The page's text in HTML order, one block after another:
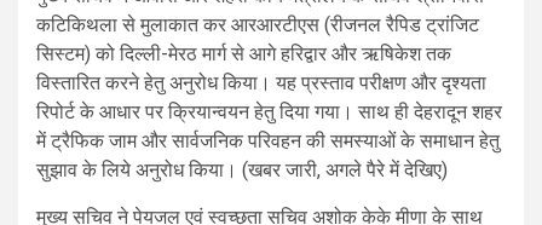
कटिकिथला से मुलाकात कर आरआरटीएस (रीजनल रैपिड ट्रांजिट
सिस्टम) को दिल्ली-मेरठ मार्ग से आगे हरिद्वार और ऋषिकेश तक
विस्तारित करने हेतु अनुरोध किया। यह प्रस्ताव परीक्षण और दृश्यता
रिपोर्ट के आधार पर क्रियान्वयन हेतु दिया गया। साथ ही देहरादून शहर
में ट्रैफिक जाम और सार्वजनिक परिवहन की समस्याओं के समाधान हेतु
सुझाव के लिये अनुरोध किया। (खबर जारी, अगले पैरे में देखिए)
मुख्य सचिव ने पेयजल एवं स्वच्छता सचिव अशोक केके मीणा के साथ